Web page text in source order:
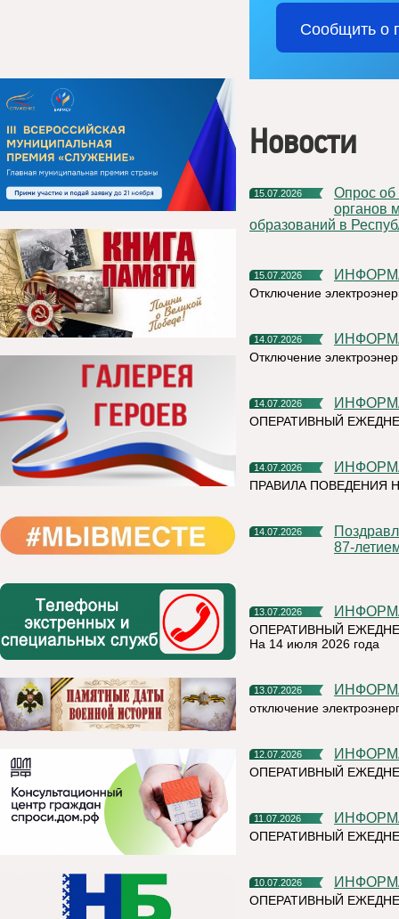
Сообщить о
Новости
15.07.2026
Опрос об эффективности деятельности руководителей
органов
образований в
15.07.2026
Отключение
14.07.2026
Отключение
14.07.2026
ОПЕРАТИВНЫЙ
14.07.2026
ПРАВИЛА ПОВЕДЕНИЯ
14.07.2026
Поздравление от Главы Республики Коми Р.Э. Гольдштейна с
87-
13.07.2026
ОПЕРАТИВНЫЙ
На 14 июля 2026 года
13.07.2026
отключение
12.07.2026
ОПЕРАТИВНЫЙ
11.07.2026
ОПЕРАТИВНЫЙ
10.07.2026
ОПЕРАТИВНЫЙ